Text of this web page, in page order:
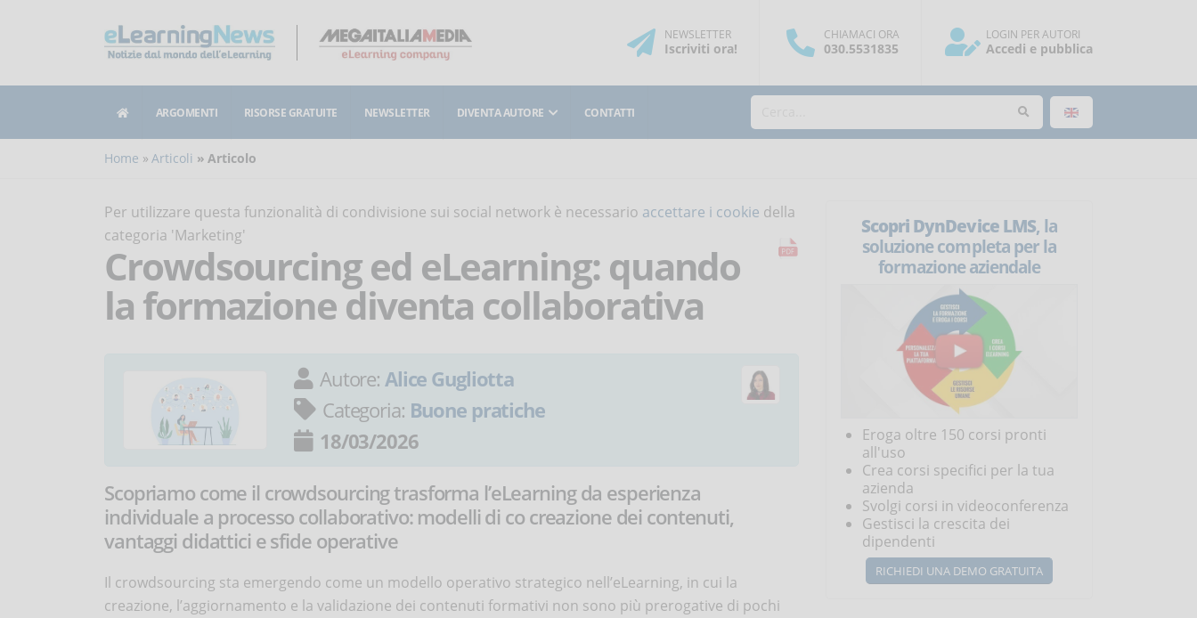
NEWSLETTER
Iscriviti ora!
CHIAMACI ORA
030.5531835
LOGIN PER AUTORI
Accedi e pubblica
ARGOMENTI RISORSE GRATUITE NEWSLETTER DIVENTA AUTORE CONTATTI
Home Articoli Articolo
Per utilizzare questa funzionalità di condivisione sui social network è necessario accettare i cookie della
categoria 'Marketing'
Crowdsourcing ed eLearning: quando
la formazione diventa collaborativa
Autore:Alice Gugliotta
Categoria: Buone pratiche
18/03/2026
Scopriamo come il crowdsourcing trasforma l’eLearning da esperienza
individuale a processo collaborativo: modelli di co creazione dei contenuti,
vantaggi didattici e sfide operative
Il crowdsourcing sta emergendo come un modello operativo strategico nell’eLearning, in cui la
creazione, l’aggiornamento e la validazione dei contenuti formativi non sono più prerogative di pochi
Scopri DynDevice LMS, la
soluzione completa per la
formazione aziendale
Eroga oltre 150 corsi pronti
all'uso
Crea corsi specifici per la tua
azienda
Svolgi corsi in videoconferenza
Gestisci la crescita dei
dipendenti
RICHIEDI UNA DEMO GRATUITA